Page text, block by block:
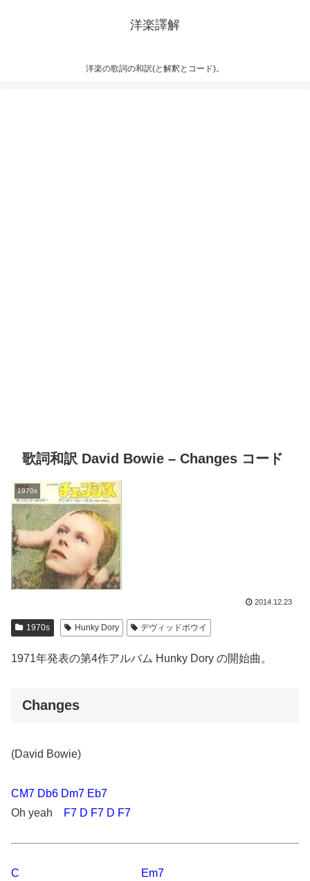
洋楽譯解
洋楽の歌詞の和訳(と解釈とコード)。
歌詞和訳 David Bowie – Changes コード
1970s
2014.12.23
1970s Hunky Dory デヴィッドボウイ
1971年発表の第4作アルバム Hunky Dory の開始曲。
Changes
(David Bowie)
CM7 Db6 Dm7 Eb7
Oh yeah
F7 D F7 D F7
C Em7